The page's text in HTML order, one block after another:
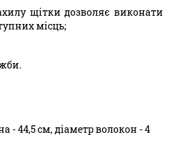
щітки дозволяє виконати
місць;
- 44,5 см, діаметр волокон - 4